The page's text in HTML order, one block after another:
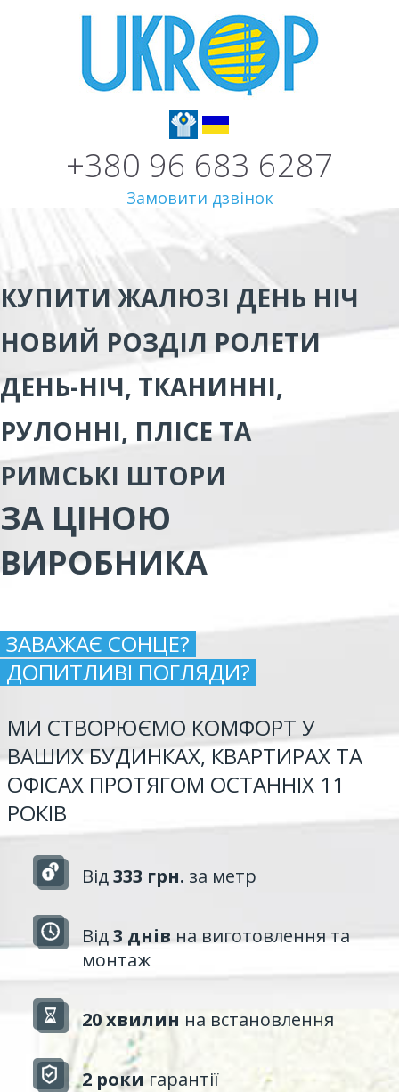
+380 96 683 6287
Замовити дзвінок
КУПИТИ ЖАЛЮЗІ ДЕНЬ НІЧ
НОВИЙ РОЗДІЛ РОЛЕТИ
ДЕНЬ-НІЧ, ТКАНИННІ,
РУЛОННІ, ПЛІСЕ ТА
РИМСЬКІ ШТОРИ
ЗА ЦІНОЮ
ВИРОБНИКА
ЗАВАЖАЄ СОНЦЕ?
ДОПИТЛИВІ ПОГЛЯДИ?
МИ СТВОРЮЄМО КОМФОРТ У
ВАШИХ БУДИНКАХ, КВАРТИРАХ ТА
ОФІСАХ ПРОТЯГОМ ОСТАННІХ 11
РОКІВ
Від333 грн. за метр
Від3 днів на виготовлення та
монтаж
20 хвилин на встановлення
2 роки гарантії